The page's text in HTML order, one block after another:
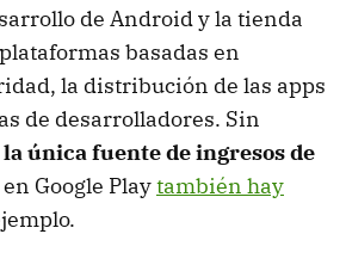
de Android y la tienda
basadas en
la distribución de las apps
de desarrolladores. Sin
la única fuente de ingresos de
Google Playtambién hay